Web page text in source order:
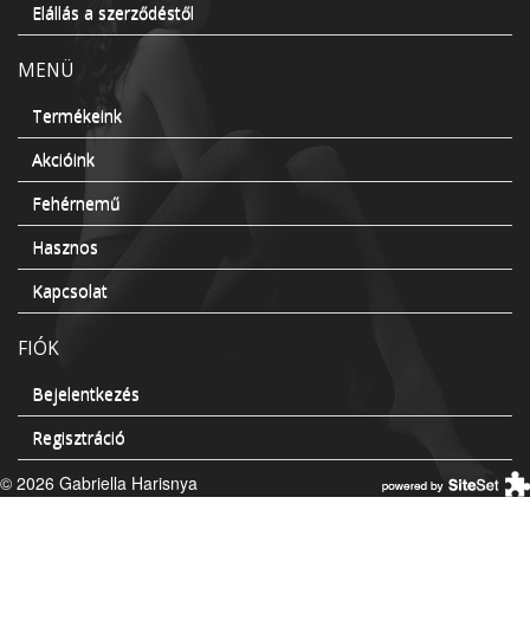
Elállás a szerződéstől
MENÜ
Termékeink
Akcióink
Fehérnemű
Hasznos
Kapcsolat
FIÓK
Bejelentkezés
Regisztráció
© 2026 Gabriella Harisnya